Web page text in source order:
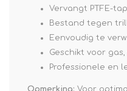
Vervangt PTFE-
Bestand tegen
Eenvoudig te
Geschikt voor
Professionele en